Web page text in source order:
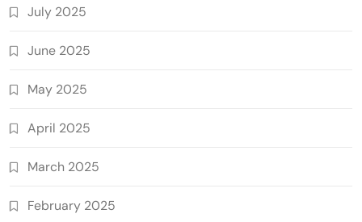
July 2025
June 2025
May 2025
April 2025
March 2025
February 2025